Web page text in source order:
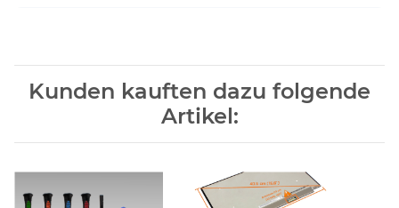
Kunden kauften dazu folgende
Artikel: